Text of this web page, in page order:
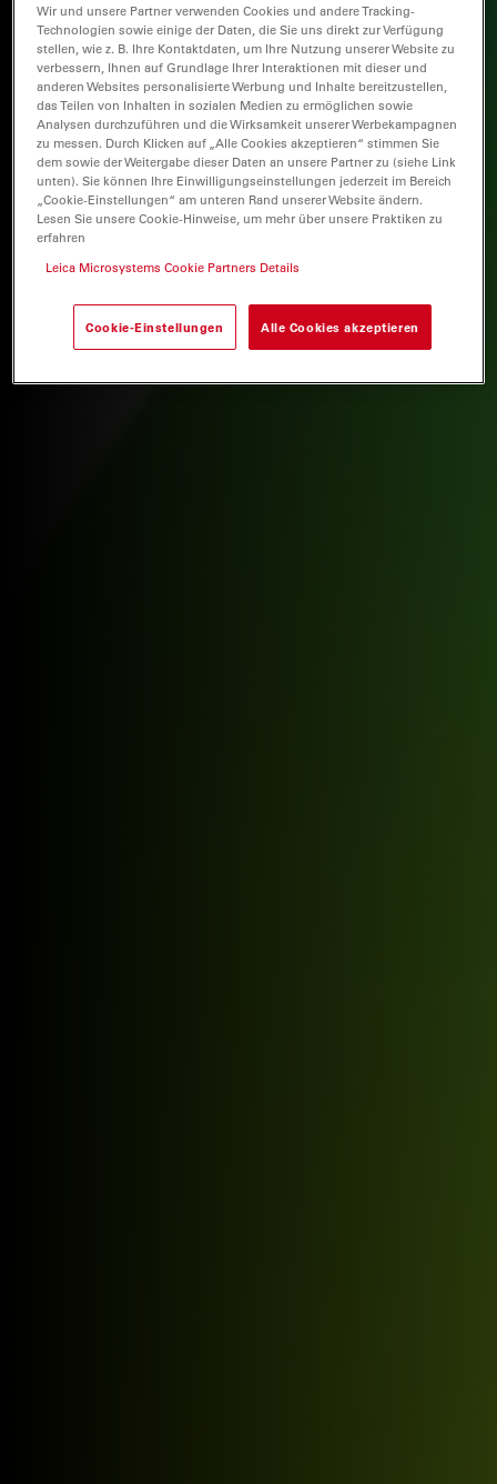
Wir und unsere Partner verwenden Cookies und andere Tracking-
Technologien sowie einige der Daten, die Sie uns direkt zur Verfügung
stellen, wie z. B. Ihre Kontaktdaten, um Ihre Nutzung unserer Website zu
verbessern, Ihnen auf Grundlage Ihrer Interaktionen mit dieser und
anderen Websites personalisierte Werbung und Inhalte bereitzustellen,
das Teilen von Inhalten in sozialen Medien zu ermöglichen sowie
Analysen durchzuführen und die Wirksamkeit unserer Werbekampagnen
zu messen. Durch Klicken auf „Alle Cookies akzeptieren“ stimmen Sie
dem sowie der Weitergabe dieser Daten an unsere Partner zu (siehe Link
unten). Sie können Ihre Einwilligungseinstellungen jederzeit im Bereich
„Cookie-Einstellungen“ am unteren Rand unserer Website ändern.
Lesen Sie unsere Cookie-Hinweise, um mehr über unsere Praktiken zu
erfahren
Leica Microsystems Cookie Partners Details
Cookie-Einstellungen Alle Cookies akzeptieren